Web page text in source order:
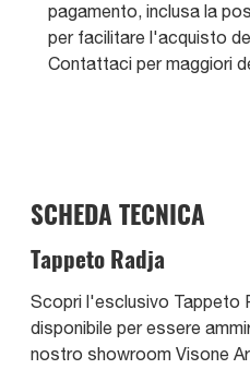
pagamento, inclusa la
per facilitare l'acquisto
Contattaci per maggiori
SCHEDA TECNICA
Tappeto Radja
Scopri l'esclusivo Tappeto
disponibile per essere
nostro showroom Visone